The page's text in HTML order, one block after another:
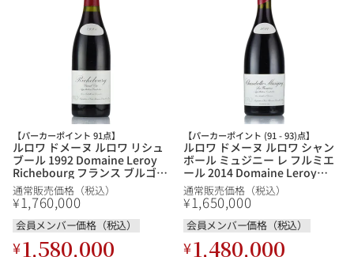
銘柄から探す
ルロワ
生産地から探す
フランス ブルゴーニュ
ボルドー シャンパーニュ
ローヌ その他
種類で探す
白ワイン
スパークリング ロゼワイン
価格帯から探す
〜9,999円
10,000円〜39,999円
お得な情報を受け取る
【パーカーポイント 91点】
ルロワ ドメーヌ ルロワ リシュ
ブール 1992 Domaine Leroy
Richebourg フランス ブルゴー
ニュ 赤ワイン
通常販売価格（税込）
¥1,760,000
会員メンバー価格（税込）
¥1,580,000
【パーカーポイント (91 - 93)点】
ルロワ ドメーヌ ルロワ シャン
ボール ミュジニー レ フルミエ
ール 2014 Domaine Leroy
Chambolle Musigny Les
Fremieres フランス ブルゴーニ
ュ 赤ワイン
通常販売価格（税込）
¥1,650,000
会員メンバー価格（税込）
¥1,480,000